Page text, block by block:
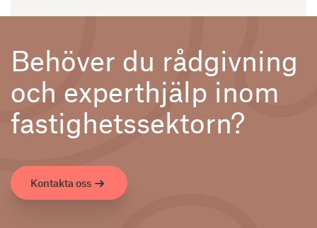
Behöver du rådgivning
och experthjälp inom
fastighetssektorn?
Kontakta oss